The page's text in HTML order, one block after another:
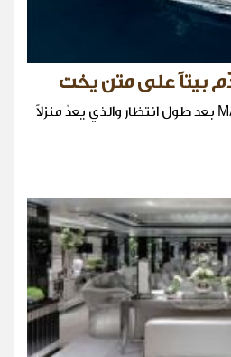
أطلّ علينا يخت M/Y Home بعد طول انتظار والذي يعدّ منزلاً